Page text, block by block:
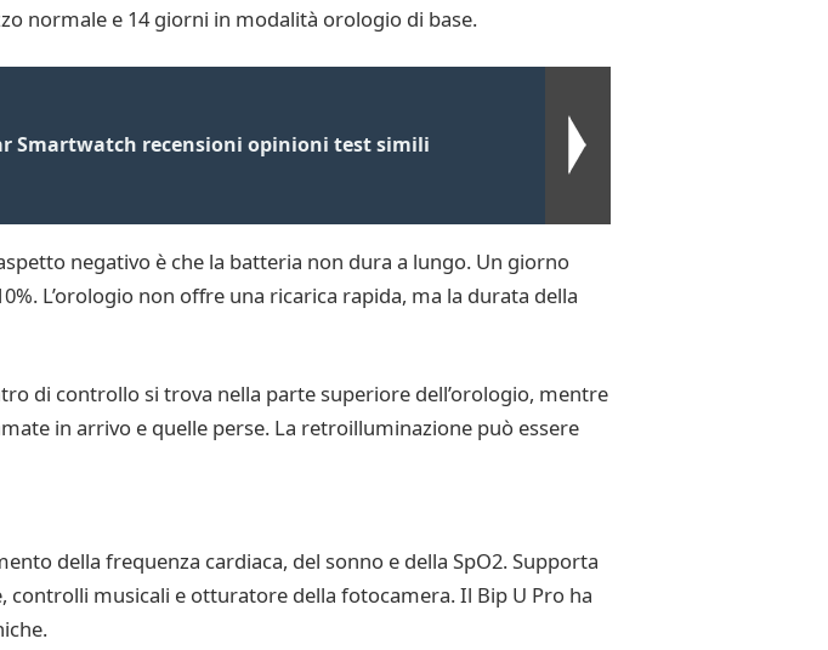
normale e 14 giorni in modalità orologio di base.
Smartwatch recensioni opinioni test simili
negativo è che la batteria non dura a lungo. Un giorno
L’orologio non offre una ricarica rapida, ma la durata della
di controllo si trova nella parte superiore dell’orologio, mentre
in arrivo e quelle perse. La retroilluminazione può essere
della frequenza cardiaca, del sonno e della SpO2. Supporta
musicali e otturatore della fotocamera. Il Bip U Pro ha